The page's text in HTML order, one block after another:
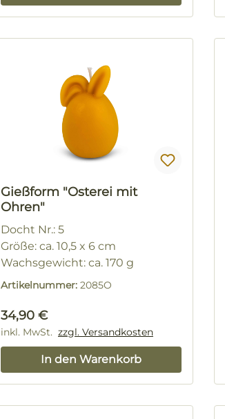
Gießform "Osterei mit
Ohren"
Docht Nr.: 5
Größe: ca. 10,5 x 6 cm
Wachsgewicht: ca. 170 g
Artikelnummer: 2085O
Regulärer Preis:
34,90 €
inkl. MwSt. zzgl. Versandkosten
In den Warenkorb